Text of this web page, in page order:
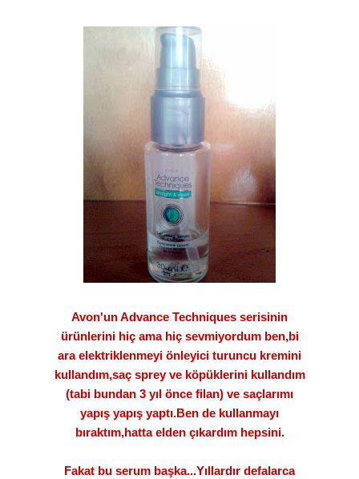
Avon'un Advance Techniques serisinin
ürünlerini hiç ama hiç sevmiyordum ben,bi
ara elektriklenmeyi önleyici turuncu kremini
kullandım,saç sprey ve köpüklerini kullandım
(tabi bundan 3 yıl önce filan) ve saçlarımı
yapış yapış yaptı.Ben de kullanmayı
bıraktım,hatta elden çıkardım hepsini.
Fakat bu serum başka...Yıllardır defalarca